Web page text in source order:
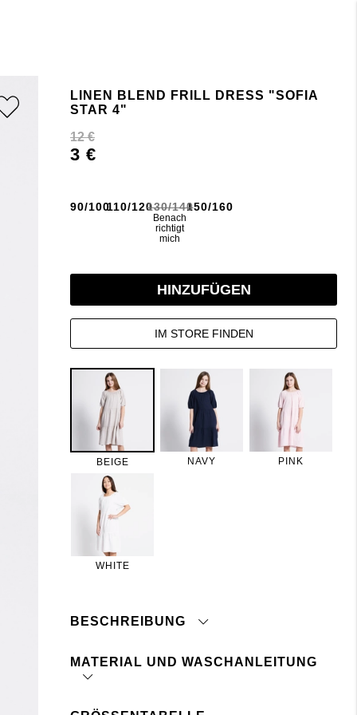
LINEN BLEND FRILL DRESS "SOFIA
STAR 4"
3 €
12 €
90/100110/120130/140
Benach
richtigt
mich
150/160
HINZUFÜGEN
IM STORE FINDEN
BEIGE NAVY PINK
WHITE
BESCHREIBUNG
Rüschenkleid in Leinenmischung.
Lässige Passform, elastischer Ausschnitt und
MATERIAL UND WASCHANLEITUNG